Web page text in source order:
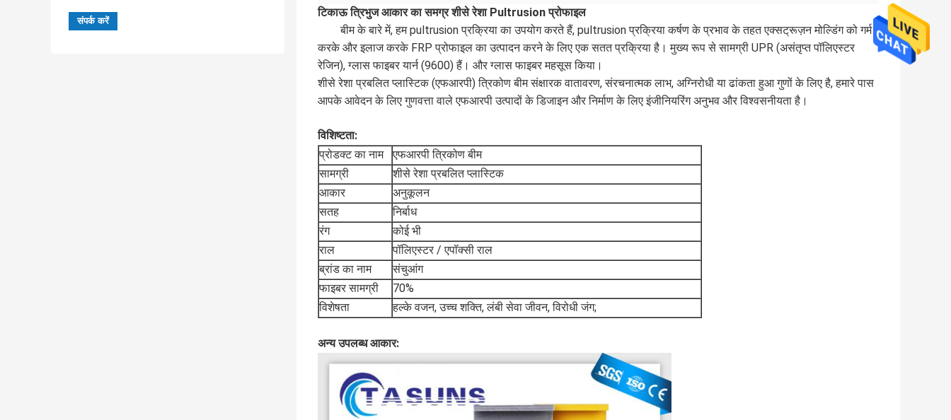
टिकाऊ त्रिभुज आकार का समग्र शीसे रेशा Pultrusion प्रोफाइल
बीम के बारे में, हम pultrusion प्रक्रिया का उपयोग करते हैं, pultrusion प्रक्रिया कर्षण के प्रभाव के तहत एक्सट्रूज़न मोल्डिंग को गर्म
करके और इलाज करके FRP प्रोफाइल का उत्पादन करने के लिए एक सतत प्रक्रिया है। मुख्य रूप से सामग्री UPR (असंतृप्त पॉलिएस्टर
रेजिन), ग्लास फाइबर यार्न (9600) हैं। और ग्लास फाइबर महसूस किया।
शीसे रेशा प्रबलित प्लास्टिक (एफआरपी) त्रिकोण बीम संक्षारक वातावरण, संरचनात्मक लाभ, अग्निरोधी या ढांकता हुआ गुणों के लिए है, हमारे पास
आपके आवेदन के लिए गुणवत्ता वाले एफआरपी उत्पादों के डिजाइन और निर्माण के लिए इंजीनियरिंग अनुभव और विश्वसनीयता है।
विशिष्टता:
प्रोडक्ट का नाम
एफआरपी त्रिकोण बीम
सामग्री
शीसे रेशा प्रबलित प्लास्टिक
आकार
अनुकूलन
सतह
निर्बाध
रंग
कोई भी
राल
पॉलिएस्टर / एपॉक्सी राल
ब्रांड का नाम
संचुआंग
फाइबर सामग्री
70%
विशेषता
हल्के वजन, उच्च शक्ति, लंबी सेवा जीवन, विरोधी जंग;
अन्य उपलब्ध आकार: